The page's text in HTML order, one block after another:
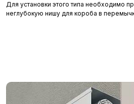
Для установки этого типа необходимо
неглубокую нишу для короба в